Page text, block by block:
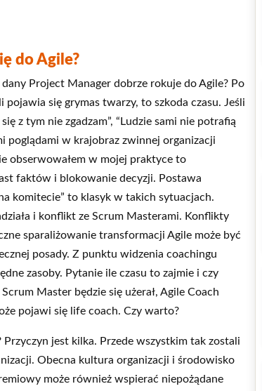
do Agile?
Project Manager dobrze rokuje do Agile? Po
się grymas twarzy, to szkoda czasu. Jeśli
z tym nie zgadzam”, “Ludzie sami nie potrafią
poglądami w krajobraz zwinnej organizacji
obserwowałem w mojej praktyce to
faktów i blokowanie decyzji. Postawa
komitecie” to klasyk w takich sytuacjach.
i konflikt ze Scrum Masterami. Konflikty
sparaliżowanie transformacji Agile może być
posady. Z punktu widzenia coachingu
zasoby. Pytanie ile czasu to zajmie i czy
Master będzie się użerał, Agile Coach
pojawi się life coach. Czy warto?
jest kilka. Przede wszystkim tak zostali
Obecna kultura organizacji i środowisko
może również wspierać niepożądane